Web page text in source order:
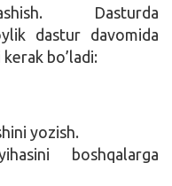
Dasturda
dastur davomida
bo’ladi:
yozish.
boshqalarga